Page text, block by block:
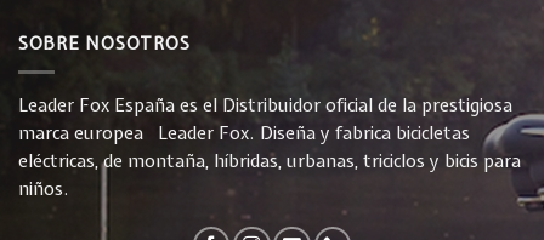
SOBRE NOSOTROS
Leader Fox España es el Distribuidor oficial de la prestigiosa
marca europea Leader Fox. Diseña y fabrica bicicletas
eléctricas, de montaña, híbridas, urbanas, triciclos y bicis para
niños.